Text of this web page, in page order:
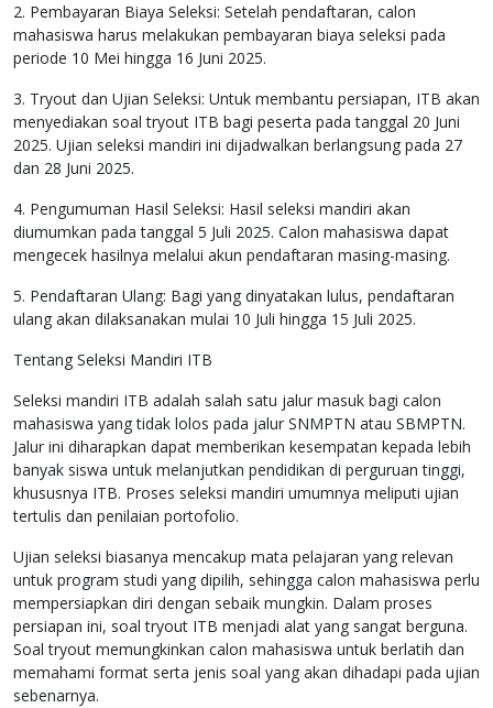
2. Pembayaran Biaya Seleksi: Setelah pendaftaran, calon
mahasiswa harus melakukan pembayaran biaya seleksi pada
periode 10 Mei hingga 16 Juni 2025.
3. Tryout dan Ujian Seleksi: Untuk membantu persiapan, ITB akan
menyediakan soal tryout ITB bagi peserta pada tanggal 20 Juni
2025. Ujian seleksi mandiri ini dijadwalkan berlangsung pada 27
dan 28 Juni 2025.
4. Pengumuman Hasil Seleksi: Hasil seleksi mandiri akan
diumumkan pada tanggal 5 Juli 2025. Calon mahasiswa dapat
mengecek hasilnya melalui akun pendaftaran masing-masing.
5. Pendaftaran Ulang: Bagi yang dinyatakan lulus, pendaftaran
ulang akan dilaksanakan mulai 10 Juli hingga 15 Juli 2025.
Tentang Seleksi Mandiri ITB
Seleksi mandiri ITB adalah salah satu jalur masuk bagi calon
mahasiswa yang tidak lolos pada jalur SNMPTN atau SBMPTN.
Jalur ini diharapkan dapat memberikan kesempatan kepada lebih
banyak siswa untuk melanjutkan pendidikan di perguruan tinggi,
khususnya ITB. Proses seleksi mandiri umumnya meliputi ujian
tertulis dan penilaian portofolio.
Ujian seleksi biasanya mencakup mata pelajaran yang relevan
untuk program studi yang dipilih, sehingga calon mahasiswa perlu
mempersiapkan diri dengan sebaik mungkin. Dalam proses
persiapan ini, soal tryout ITB menjadi alat yang sangat berguna.
Soal tryout memungkinkan calon mahasiswa untuk berlatih dan
memahami format serta jenis soal yang akan dihadapi pada ujian
sebenarnya.